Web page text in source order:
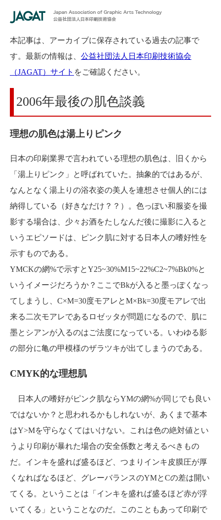
本記事は、アーカイブに保存されている過去の記事で
す。最新の情報は、 公益社団法人日本印刷技術協会
（JAGAT）サイト をご確認ください。
2006年最後の肌色談義
理想の肌色は湯上りピンク
日本の印刷業界で言われている理想の肌色は、旧くから
「湯上りピンク」と呼ばれていた。抽象的ではあるが、
なんとなく湯上りの浴衣姿の美人を連想させ個人的には
納得している（好きなだけ？？）。色っぽい和服姿を撮
影する場合は、少々お酒をたしなんだ後に撮影に入ると
いうエピソードは、ピンク肌に対する日本人の嗜好性を
示すものである。
YMCKの網%で示すとY25~30%M15~22%C2~7%Bk0%と
いうイメージだろうか？ここでBkが入ると墨っぽくなっ
てしまうし、C×M=30度モアレとM×Bk=30度モアレで出
来る二次モアレであるロゼッタが問題になるので、肌に
墨とシアンが入るのはご法度になっている。いわゆる影
の部分に亀の甲模様のザラツキが出てしまうのである。
CMYK的な理想肌
日本人の嗜好がピンク肌ならYMの網%が同じでも良い
ではないか？と思われるかもしれないが、あくまで基本
はY>Mを守らなくてはいけない。これは色の絶対値とい
うより印刷が暴れた場合の安全係数と考えるべきもの
だ。インキを盛れば盛るほど、つまりインキ皮膜圧が厚
くなればなるほど、グレーバランスのYMとCの差は開い
てくる。ということは「インキを盛れば盛るほど赤が浮
いてくる」ということなのだ。このこともあって印刷で